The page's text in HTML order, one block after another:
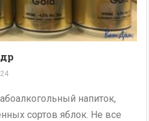
напиток,
сортов яблок. Не все